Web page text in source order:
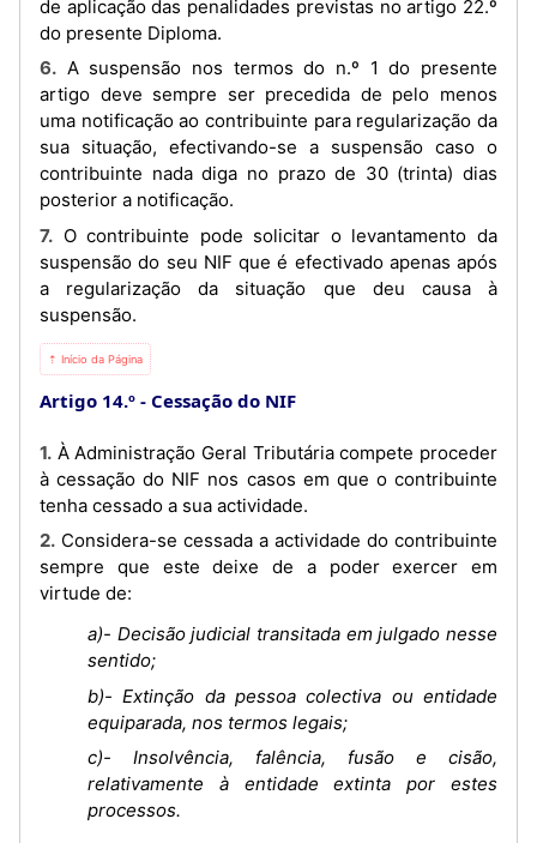
de aplicação das penalidades previstas no artigo 22.º
do presente Diploma.
6. A suspensão nos termos do n.º 1 do presente
artigo deve sempre ser precedida de pelo menos
uma notificação ao contribuinte para regularização da
sua situação, efectivando-se a suspensão caso o
contribuinte nada diga no prazo de 30 (trinta) dias
posterior a notificação.
7. O contribuinte pode solicitar o levantamento da
suspensão do seu NIF que é efectivado apenas após
a regularização da situação que deu causa à
suspensão.
⇡ Início da Página
Artigo 14.º Cessação do NIF
1. À Administração Geral Tributária compete proceder
à cessação do NIF nos casos em que o contribuinte
tenha cessado a sua actividade.
2. Considera-se cessada a actividade do contribuinte
sempre que este deixe de a poder exercer em
virtude de:
a)- Decisão judicial transitada em julgado nesse
sentido;
b)- Extinção da pessoa colectiva ou entidade
equiparada, nos termos legais;
c)- Insolvência, falência, fusão e cisão,
relativamente à entidade extinta por estes
processos.